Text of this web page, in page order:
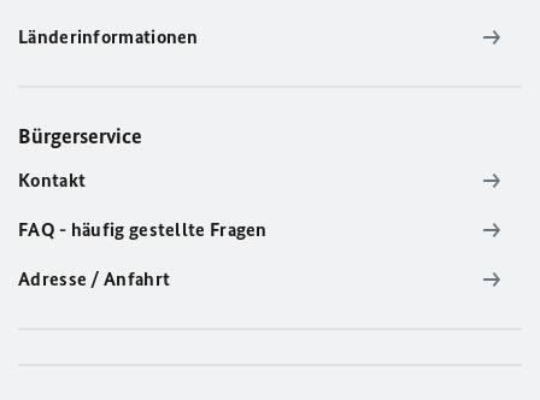
Länderinformationen
Bürgerservice
Kontakt
FAQ - häufig gestellte Fragen
Adresse / Anfahrt